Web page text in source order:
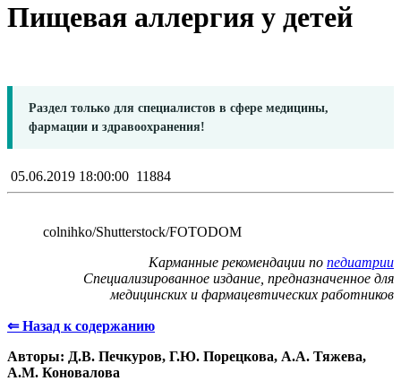
Пищевая аллергия у детей
Раздел только для специалистов в сфере медицины,
фармации и здравоохранения!
05.06.2019 18:00:00 11884
colnihko/Shutterstoсk/FOTODOM
Карманные рекомендации по педиатрии
Специализированное издание, предназначенное для
медицинских и фармацевтических работников
⇐Назад к содержанию
Авторы: Д.В. Печкуров, Г.Ю. Порецкова, А.А. Тяжева,
А.М. Коновалова